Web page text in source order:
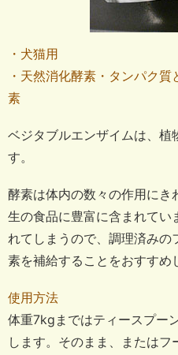
・犬猫用
・天然消化酵素・タンパク
素
ベジタブルエンザイムは、植
す。
酵素は体内の数々の作用にき
生の食品に豊富に含まれてい
れてしまうので、調理済み
素を補給することをおすすめ
使用方法
体重7kgまではティースプー
します。そのまま、または